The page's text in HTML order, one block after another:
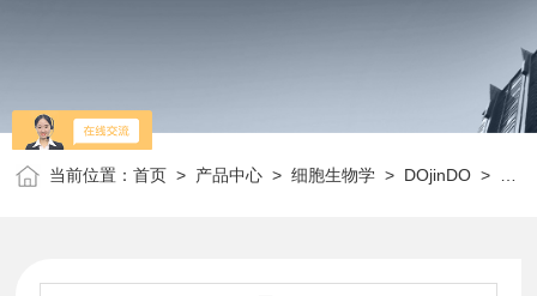
当前位置：首页 > 产品中心 >细胞生物学 > DOjinDO > 同仁化学 N030 NTPO试剂